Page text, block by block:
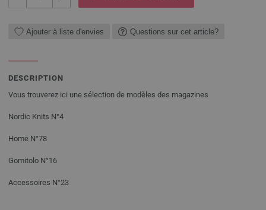
Ajouter à liste d'envies Questions sur cet article?
DESCRIPTION
Vous trouverez ici une sélection de modèles des magazines
Nordic Knits N°4
Home N°78
Gomitolo N°16
Accessoires N°23